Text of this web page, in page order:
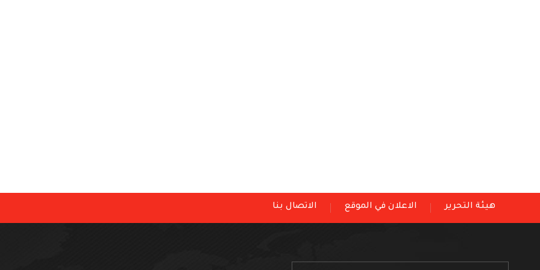
هيئة التحرير الاعلان في الموقع الاتصال بنا